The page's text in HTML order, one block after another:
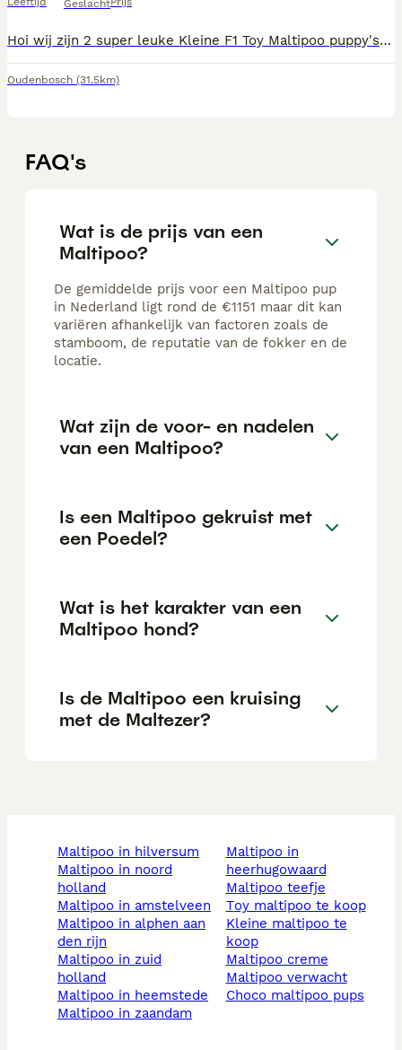
Geslacht
Hoi wij zijn 2 super leuke Kleine F1 Toy Maltipoo puppy's Wij zijn de eerste week van Juni geboren en mogen dus binnenkort verhuizen. We blijven klein en schattig omdat: Moeder is een Maltezer met schofthoogte 25cm Vader is Toypoedel met schofthoogte 22cm De pups zijn in huis opgegroeid met verschillende kinderen dus super aanhankelijk, lief en speels. Als ze het nest verlaten krijgen ze een puppy pakket mee bestaande uit: brokjes die ze gewend zijn, dekentje met nestgeur en speeltje. Ze zijn bij ons thuis te bezichtigen op afspraak. Heeft u interesse neem dan contact op via de chat of bel op 06 49103549 Hopelijk tot snel
Oudenbosch (31.5km)
FAQ's
Wat is de prijs van een
Maltipoo?
De gemiddelde prijs voor een Maltipoo pup
in Nederland ligt rond de €1151 maar dit kan
variëren afhankelijk van factoren zoals de
stamboom, de reputatie van de fokker en de
locatie.
Wat zijn de voor- en nadelen
van een Maltipoo?
Is een Maltipoo gekruist met
een Poedel?
Wat is het karakter van een
Maltipoo hond?
Is de Maltipoo een kruising
met de Maltezer?
maltipoo in hilversum
maltipoo in noord
holland
maltipoo in amstelveen
maltipoo in alphen aan
den rijn
maltipoo in zuid
holland
maltipoo in heemstede
maltipoo in zaandam
maltipoo in
heerhugowaard
maltipoo teefje
toy maltipoo te koop
kleine maltipoo te
koop
maltipoo creme
maltipoo verwacht
choco maltipoo pups